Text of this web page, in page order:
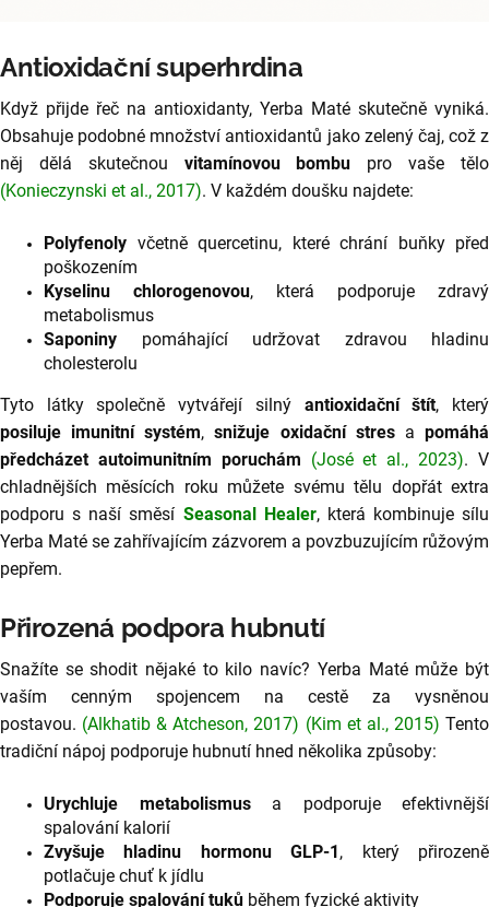
Antioxidační superhrdina
Když přijde řeč na antioxidanty, Yerba Maté skutečně vyniká.
Obsahuje podobné množství antioxidantů jako zelený čaj, což z
něj dělá skutečnou vitamínovou bombu pro vaše tělo
(Konieczynski et al., 2017). V každém doušku najdete:
Polyfenoly včetně quercetinu, které chrání buňky před
poškozením
Kyselinu chlorogenovou, která podporuje zdravý
metabolismus
Saponiny pomáhající udržovat zdravou hladinu
cholesterolu
Tyto látky společně vytvářejí silný antioxidační štít, který
posiluje imunitní systém,snižuje oxidační stresapomáhá
předcházet autoimunitním poruchám (José et al., 2023). V
chladnějších měsících roku můžete svému tělu dopřát extra
podporu s naší směsí Seasonal Healer, která kombinuje sílu
Yerba Maté se zahřívajícím zázvorem a povzbuzujícím růžovým
pepřem.
Přirozená podpora hubnutí
Snažíte se shodit nějaké to kilo navíc? Yerba Maté může být
vaším cenným spojencem na cestě za vysněnou
postavou. (Alkhatib & Atcheson, 2017) (Kim et al., 2015) Tento
tradiční nápoj podporuje hubnutí hned několika způsoby:
Urychluje metabolismusa podporuje efektivnější
spalování kalorií
Zvyšuje hladinu hormonu GLP-1, který přirozeně
potlačuje chuť k jídlu
Podporuje spalování tuků během fyzické aktivity